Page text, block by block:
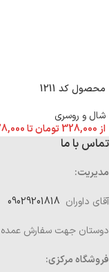
محصول کد 1211
شال و روسری
از328,000تومانتا
تماس با ما
مدیریت:
آقای داوران
دوستان جهت سفارش عمده
فروشگاه مرکزی: